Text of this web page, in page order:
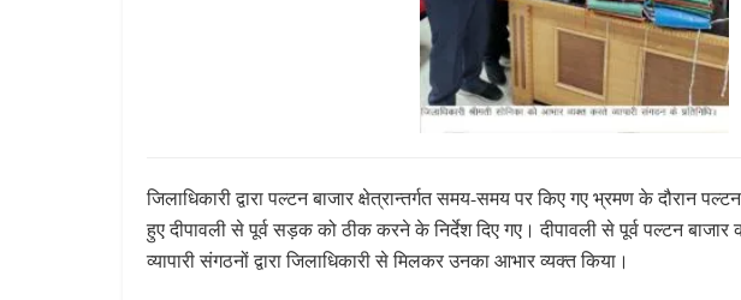
जिलाधिकारी द्वारा पल्टन बाजार क्षेत्रान्तर्गत समय-समय पर किए गए भ्रमण के दौरान
हुए दीपावली से पूर्व सड़क को ठीक करने के निर्देश दिए गए। दीपावली से पूर्व पल्टन
व्यापारी संगठनों द्वारा जिलाधिकारी से मिलकर उनका आभार व्यक्त किया।